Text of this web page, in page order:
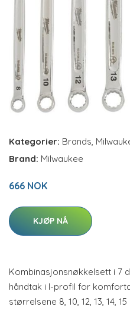
Kategorier: Brands,
Brand: Milwaukee
666 NOK
KJØP NÅ
Kombinasjonsnøkkelsett i 7
håndtak i I-profil for
størrelsene 8, 10, 12, 13, 14,